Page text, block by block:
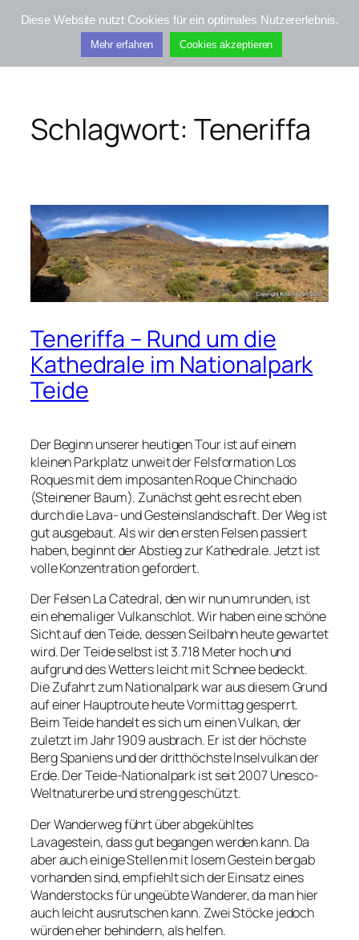
Zum
Kifis-Touren
Schlagwort: Teneriffa
Teneriffa – Rund um die
Kathedrale im Nationalpark
Teide
Der Beginn unserer heutigen Tour ist auf einem
kleinen Parkplatz unweit der Felsformation Los
Roques mit dem imposanten Roque Chinchado
(Steinener Baum). Zunächst geht es recht eben
durch die Lava- und Gesteinslandschaft. Der Weg ist
gut ausgebaut. Als wir den ersten Felsen passiert
haben, beginnt der Abstieg zur Kathedrale. Jetzt ist
volle Konzentration gefordert.
Der Felsen La Catedral, den wir nun umrunden, ist
ein ehemaliger Vulkanschlot. Wir haben eine schöne
Sicht auf den Teide, dessen Seilbahn heute gewartet
wird. Der Teide selbst ist 3.718 Meter hoch und
aufgrund des Wetters leicht mit Schnee bedeckt.
Die Zufahrt zum Nationalpark war aus diesem Grund
auf einer Hauptroute heute Vormittag gesperrt.
Beim Teide handelt es sich um einen Vulkan, der
zuletzt im Jahr 1909 ausbrach. Er ist der höchste
Berg Spaniens und der dritthöchste Inselvulkan der
Erde. Der Teide-Nationalpark ist seit 2007 Unesco-
Weltnaturerbe und streng geschützt.
Der Wanderweg führt über abgekühltes
Lavagestein, dass gut begangen werden kann. Da
aber auch einige Stellen mit losem Gestein bergab
vorhanden sind, empfiehlt sich der Einsatz eines
Wanderstocks für ungeübte Wanderer, da man hier
auch leicht ausrutschen kann. Zwei Stöcke jedoch
würden eher behindern, als helfen.
Diese Website nutzt Cookies für ein optimales Nutzererlebnis.
Mehr erfahren Cookies akzeptieren